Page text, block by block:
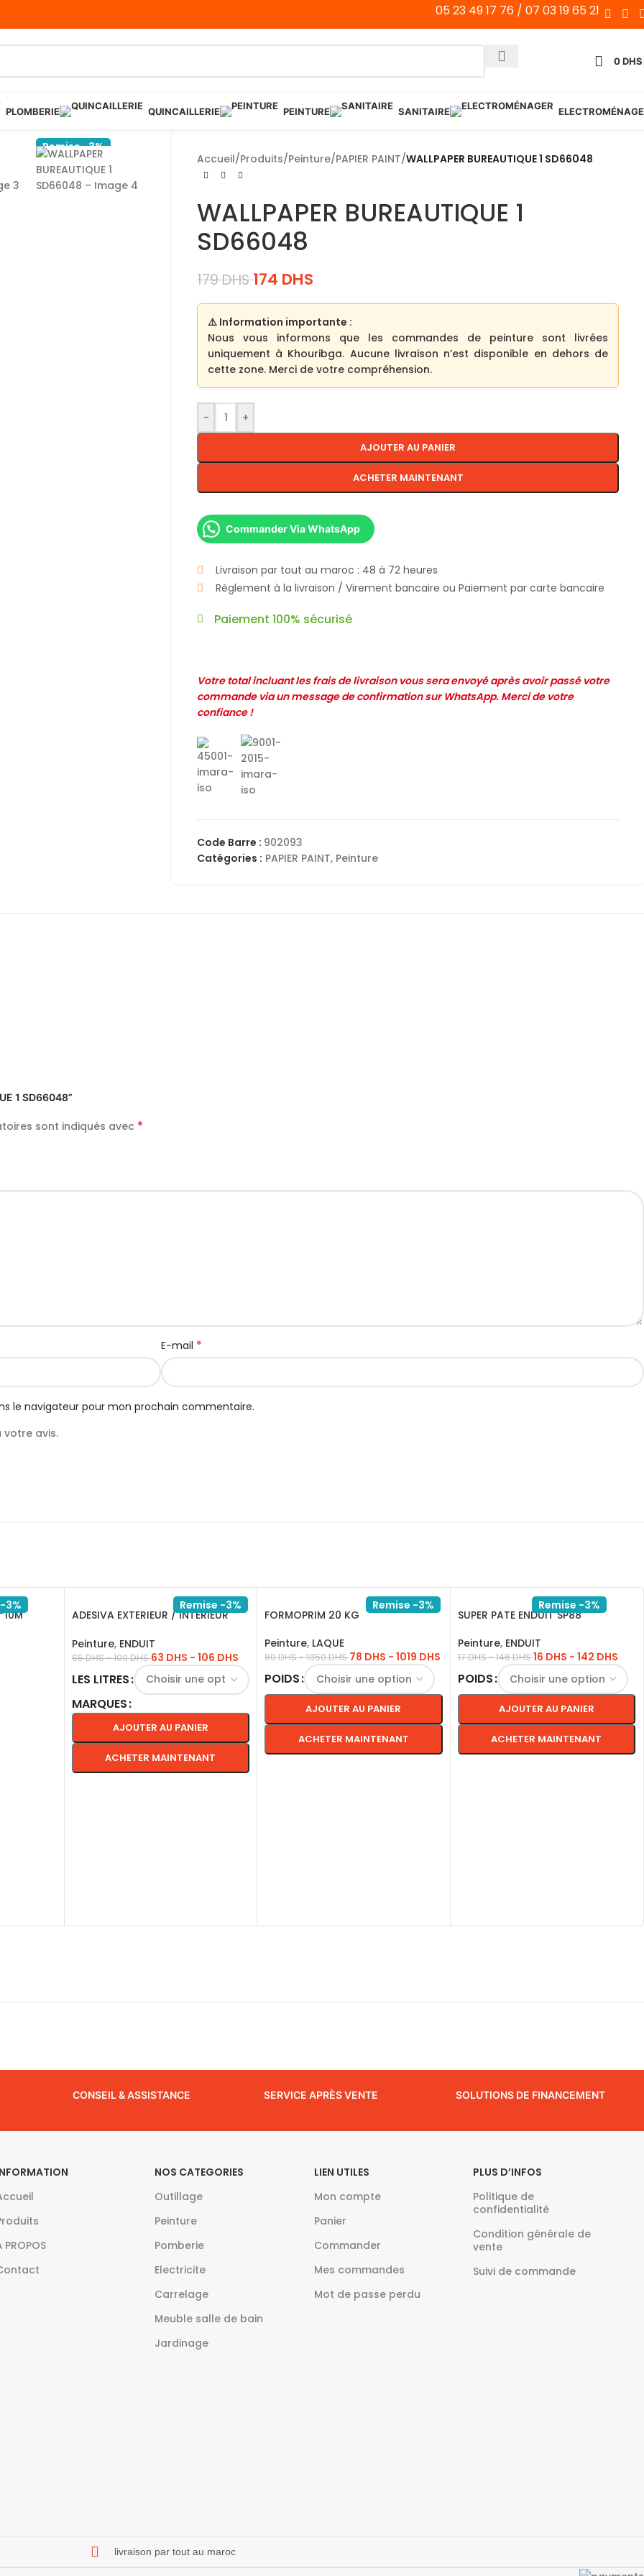
05 23 49 17 76 / 07 03 19 65 21
0DHS
PLOMBERIE QUINCAILLERIE PEINTURE SANITAIRE
Remise -3%
Accueil/Produits/Peinture/PAPIER PAINT/WALLPAPER BUREAUTIQUE 1 SD66048
WALLPAPER BUREAUTIQUE 1
SD66048
179DHS 174 DHS
⚠️ Information importante :
Nous vous informons que les commandes de peinture sont livrées
uniquement à Khouribga. Aucune livraison n’est disponible en dehors de
cette zone. Merci de votre compréhension.
- +
AJOUTER AU PANIER
ACHETER MAINTENANT
Commander Via WhatsApp
Livraison par tout au maroc : 48 à 72 heures
Règlement à la livraison / Virement bancaire ou Paiement par carte bancaire
Paiement 100% sécurisé
Votre total incluant les frais de livraison vous sera envoyé après avoir passé votre
commande via un message de confirmation sur WhatsApp. Merci de votre
confiance !
Code Barre : 902093
Catégories : PAPIER PAINT, Peinture
1 SD66048”
sont indiqués avec *
E-mail *
le navigateur pour mon prochain commentaire.
avis.
3% Remise -3%
ADESIVA EXTERIEUR / INTERIEUR
Peinture, ENDUIT
65DHS-109DHS63 DHS - 106 DHS
LES LITRES
MARQUES
AJOUTER AU PANIER
ACHETER MAINTENANT
Remise -3%
FORMOPRIM 20 KG
Peinture, LAQUE
80DHS-1050DHS 78 DHS -1019 DHS
POIDS
AJOUTER AU PANIER
ACHETER MAINTENANT
Remise -3%
SUPER PATE ENDUIT SP88
Peinture, ENDUIT
17DHS-146DHS16 DHS - 142 DHS
POIDS
AJOUTER AU PANIER
ACHETER MAINTENANT
CONSEIL & ASSISTANCE SERVICE APRÈS VENTE SOLUTIONS DE FINANCEMENT
PROPOS
NOS CATEGORIES
Outillage
Peinture
Pomberie
Electricite
Carrelage
Meuble salle de bain
Jardinage
LIEN UTILES
Mon compte
Panier
Commander
Mes commandes
Mot de passe perdu
PLUS D’INFOS
Politique de
confidentialité
Condition générale de
vente
Suivi de commande
livraison par tout au maroc